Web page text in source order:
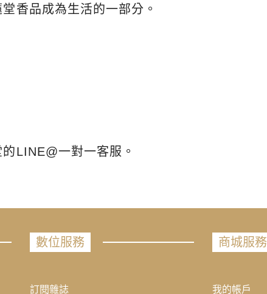
香品成為生活的一部分。
LINE@一對一客服。
數位服務
訂閱雜誌
商城服務
我的帳戶